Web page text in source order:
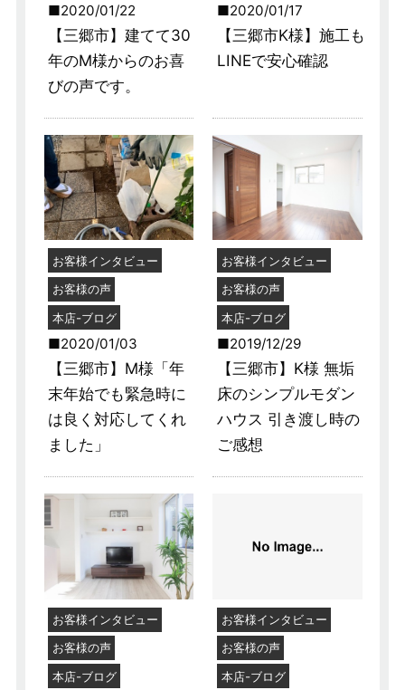
2020/01/22
【三郷市】建てて30
年のM様からのお喜
びの声です。
2020/01/17
【三郷市K様】施工も
LINEで安心確認
お客様インタビュー
お客様の声
本店-ブログ
2020/01/03
【三郷市】M様「年
末年始でも緊急時に
は良く対応してくれ
ました」
お客様インタビュー
お客様の声
本店-ブログ
2019/12/29
【三郷市】K様 無垢
床のシンプルモダン
ハウス 引き渡し時の
ご感想
お客様インタビュー
お客様の声
本店-ブログ
お客様インタビュー
お客様の声
本店-ブログ